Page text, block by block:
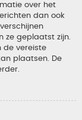
over het
dan ook
ze geplaatst zijn.
de vereiste
plaatsen. De